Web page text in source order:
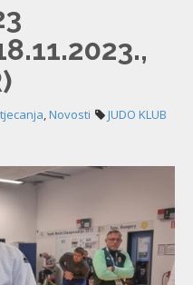
,Novosti
JUDO KLUB